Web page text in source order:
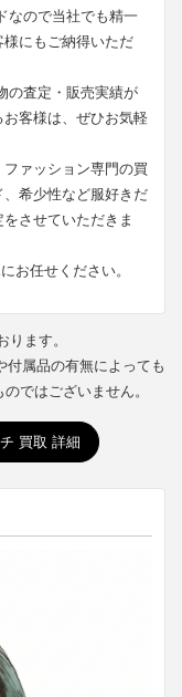
なので当社でも精一
にもご納得いただ
の査定・販売実績が
客様は、ぜひお気軽
ァッション専門の買
希少性など服好きだ
させていただきま
お任せください。
ます。
属品の有無によっても
ではございません。
買取 詳細